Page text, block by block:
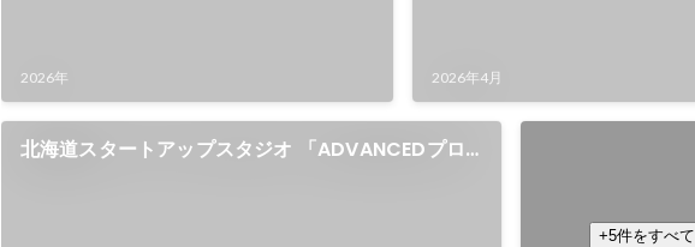
2026年 2026年4月
北海道スタートアップスタジオ 「ADVANCEDプロ
+5件をすべ